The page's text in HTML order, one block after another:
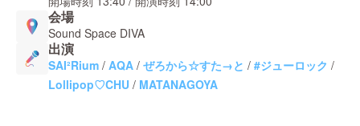
会場
Sound Space DIVA
出演
SAI²Rium / AQA / ぜろから☆すた→と / #ジューロック /
Lollipop♡CHU / MATANAGOYA